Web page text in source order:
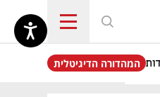
נפתח בכרטיסייה חדשה
המהדורה הדיגיטלית